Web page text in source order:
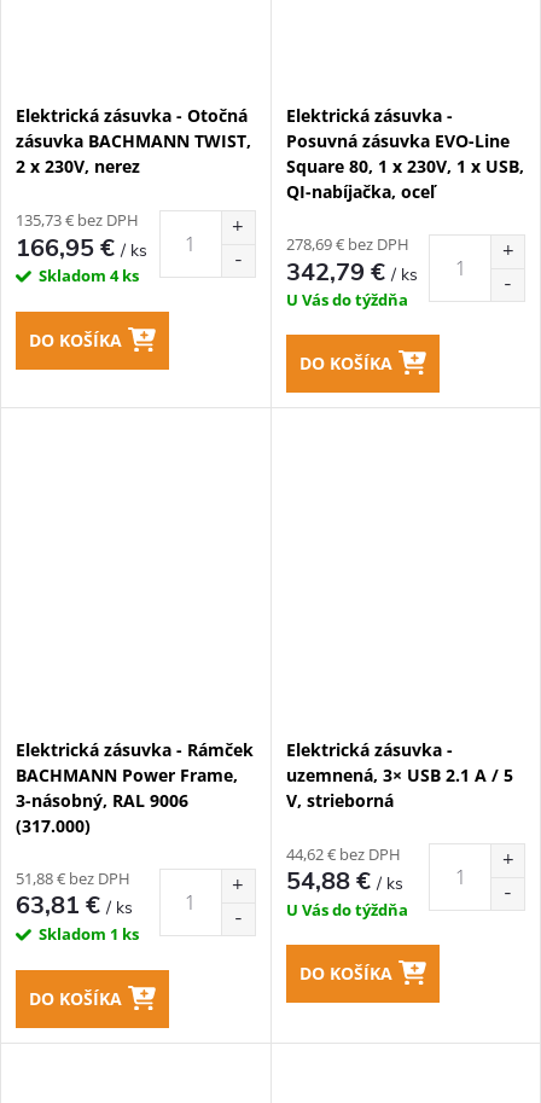
Elektrická zásuvka - Otočná
zásuvka BACHMANN TWIST,
2 x 230V, nerez
135,73 € bez DPH
166,95 €/ ks
Skladom 4 ks
DO KOŠÍKA
Elektrická zásuvka -
Posuvná zásuvka EVO-Line
Square 80, 1 x 230V, 1 x USB,
QI-nabíjačka, oceľ
278,69 € bez DPH
342,79 €/ ks
U Vás do týždňa
DO KOŠÍKA
Elektrická zásuvka - Rámček
BACHMANN Power Frame,
3-násobný, RAL 9006
(317.000)
51,88 € bez DPH
63,81 €/ ks
Skladom 1 ks
DO KOŠÍKA
Elektrická zásuvka -
uzemnená, 3× USB 2.1 A / 5
V, strieborná
44,62 € bez DPH
54,88 €/ ks
U Vás do týždňa
DO KOŠÍKA